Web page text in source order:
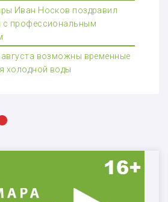
Иван Носков поздравил
с профессиональным
возможны временные
холодной воды